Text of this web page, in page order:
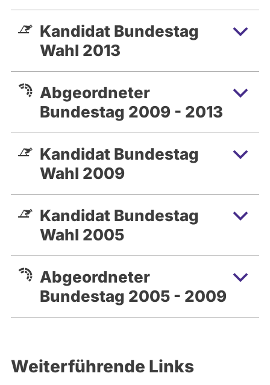
Kandidat Bundestag
Wahl 2013
Abgeordneter
Bundestag 2009 - 2013
Kandidat Bundestag
Wahl 2009
Kandidat Bundestag
Wahl 2005
Abgeordneter
Bundestag 2005 - 2009
Weiterführende Links